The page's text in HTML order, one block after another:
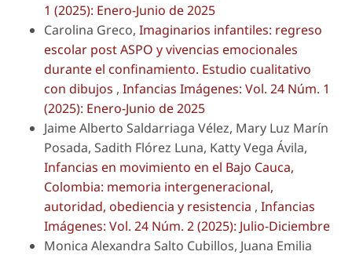
1 (2025): Enero-Junio de 2025
Carolina Greco, Imaginarios infantiles: regreso
escolar post ASPO y vivencias emocionales
durante el confinamiento. Estudio cualitativo
con dibujos , Infancias Imágenes: Vol. 24 Núm. 1
(2025): Enero-Junio de 2025
Jaime Alberto Saldarriaga Vélez, Mary Luz Marín
Posada, Sadith Flórez Luna, Katty Vega Ávila,
Infancias en movimiento en el Bajo Cauca,
Colombia: memoria intergeneracional,
autoridad, obediencia y resistencia , Infancias
Imágenes: Vol. 24 Núm. 2 (2025): Julio-Diciembre
Monica Alexandra Salto Cubillos, Juana Emilia